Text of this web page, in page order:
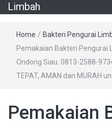
Limbah
Home / Bakteri Pengurai
Pemakaian Bakteri Pengurai
Ondong Siau. 0813-2588-
TEPAT, AMAN dan MURAH
Pemakaian